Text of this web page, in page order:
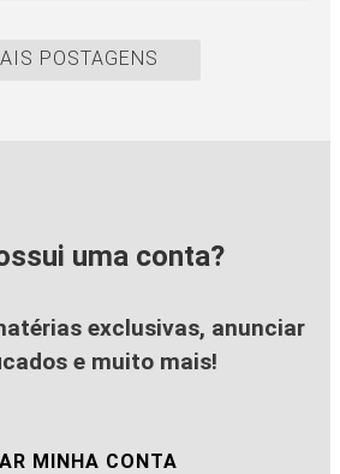
POSTAGENS
uma conta?
exclusivas, anunciar
e muito mais!
MINHA CONTA